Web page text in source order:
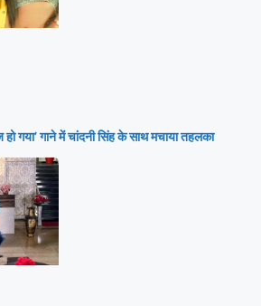
गया’ गाने में चांदनी सिंह के साथ मचाया तहलका